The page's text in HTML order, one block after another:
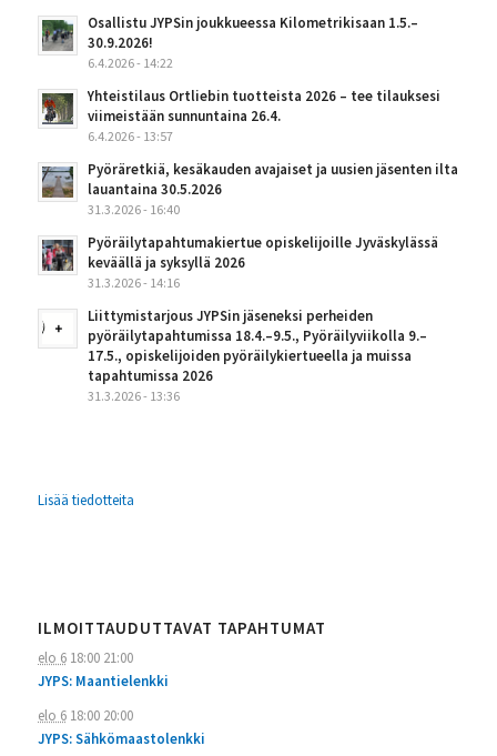
Osallistu JYPSin joukkueessa Kilometrikisaan 1.5.–
30.9.2026!
6.4.2026 - 14:22
Yhteistilaus Ortliebin tuotteista 2026 – tee tilauksesi
viimeistään sunnuntaina 26.4.
6.4.2026 - 13:57
Pyöräretkiä, kesäkauden avajaiset ja uusien jäsenten ilta
lauantaina 30.5.2026
31.3.2026 - 16:40
Pyöräilytapahtumakiertue opiskelijoille Jyväskylässä
keväällä ja syksyllä 2026
31.3.2026 - 14:16
Liittymistarjous JYPSin jäseneksi perheiden
pyöräilytapahtumissa 18.4.–9.5., Pyöräilyviikolla 9.–
17.5., opiskelijoiden pyöräilykiertueella ja muissa
tapahtumissa 2026
31.3.2026 - 13:36
Lisää tiedotteita
ILMOITTAUDUTTAVAT TAPAHTUMAT
elo 618:00 21:00
JYPS: Maantielenkki
elo 618:00 20:00
JYPS: Sähkömaastolenkki